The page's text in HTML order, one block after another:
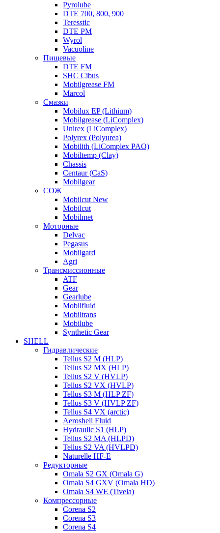
Pyrolube
DTE 700, 800, 900
Teresstic
DTE PM
Wyrol
Vacuoline
Пищевые
DTE FM
SHC Cibus
Mobilgrease FM
Marcol
Смазки
Mobilux EP (Lithium)
Mobilgrease (LiComplex)
Unirex (LiComplex)
Polyrex (Polyurea)
Mobilith (LiComplex PAO)
Mobiltemp (Clay)
Chassis
Centaur (CaS)
Mobilgear
СОЖ
Mobilcut New
Mobilcut
Mobilmet
Моторные
Delvac
Pegasus
Mobilgard
Agri
Трансмиссионные
ATF
Gear
Gearlube
Mobilfluid
Mobiltrans
Mobilube
Synthetic Gear
SHELL
Гидравлические
Tellus S2 M (HLP)
Tellus S2 MХ (HLP)
Tellus S2 V (HVLP)
Tellus S2 VX (HVLP)
Tellus S3 M (HLP ZF)
Tellus S3 V (HVLP ZF)
Tellus S4 VX (arctic)
Aeroshell Fluid
Hydraulic S1 (HLP)
Tellus S2 MA (HLPD)
Tellus S2 VA (HVLPD)
Naturelle HF-E
Редукторные
Omala S2 GX (Omala G)
Omala S4 GXV (Omala HD)
Omala S4 WE (Tivela)
Компрессорные
Corena S2
Corena S3
Corena S4